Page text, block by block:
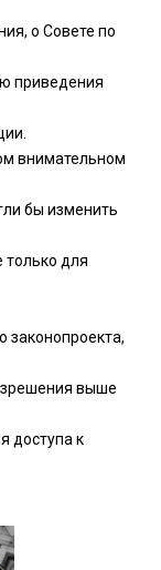
о Совете по
приведения
внимательном
бы изменить
только для
законопроекта,
выше
доступа к